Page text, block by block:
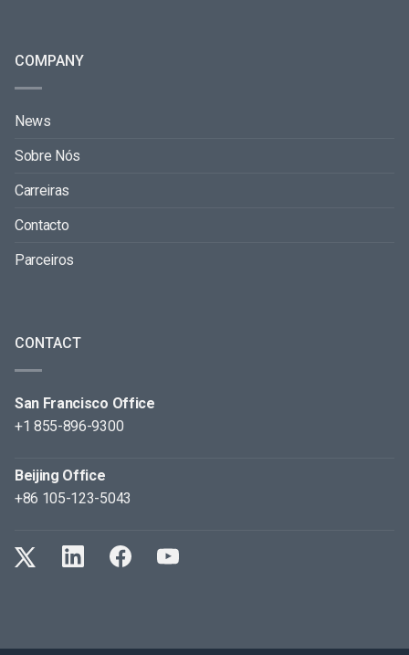
COMPANY
News
Sobre Nós
Carreiras
Contacto
Parceiros
CONTACT
San Francisco Office
+1 855-896-9300
Beijing Office
+86 105-123-5043